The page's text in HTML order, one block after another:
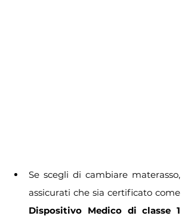
Se scegli di cambiare materasso,